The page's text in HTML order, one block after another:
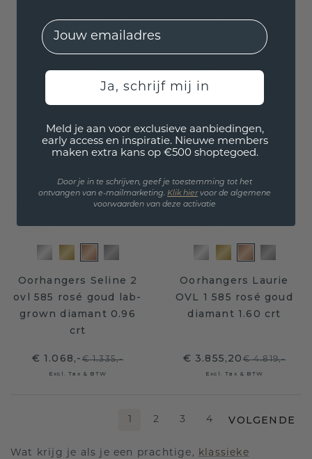
diamant 1.90 crt
€ 2.004,-€ 2.505,-
grown diamant 2.84
€ 3.195,-€ 4.155,-
Excl. Tax & BTW
Oorhangers Seline 2
ovl 585 rosé goud lab-
grown diamant 0.96
crt
€ 1.068,-€ 1.335,-
Excl. Tax & BTW
Oorhangers Laurie
OVL 1 585 rosé goud
diamant 1.60 crt
€ 3.855,20€ 4.819,-
Excl. Tax & BTW
1 2 3 4 VOLGENDE
Wat krijg je als je een prachtige, klassieke
EMail
Ja, schrijf mij in
Meld je aan voor exclusieve aanbiedingen,
early access en inspiratie. Nieuwe members
maken extra kans op €500 shoptegoed.
Door je in te schrijven, geef je toestemming tot het
ontvangen van e-mailmarketing. Klik hiervoor de algemene
voorwaarden van deze activatie